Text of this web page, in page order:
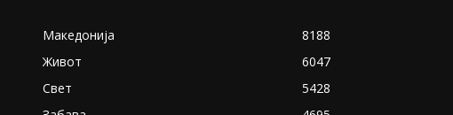
Македонија
8188
Живот
6047
Свет
5428